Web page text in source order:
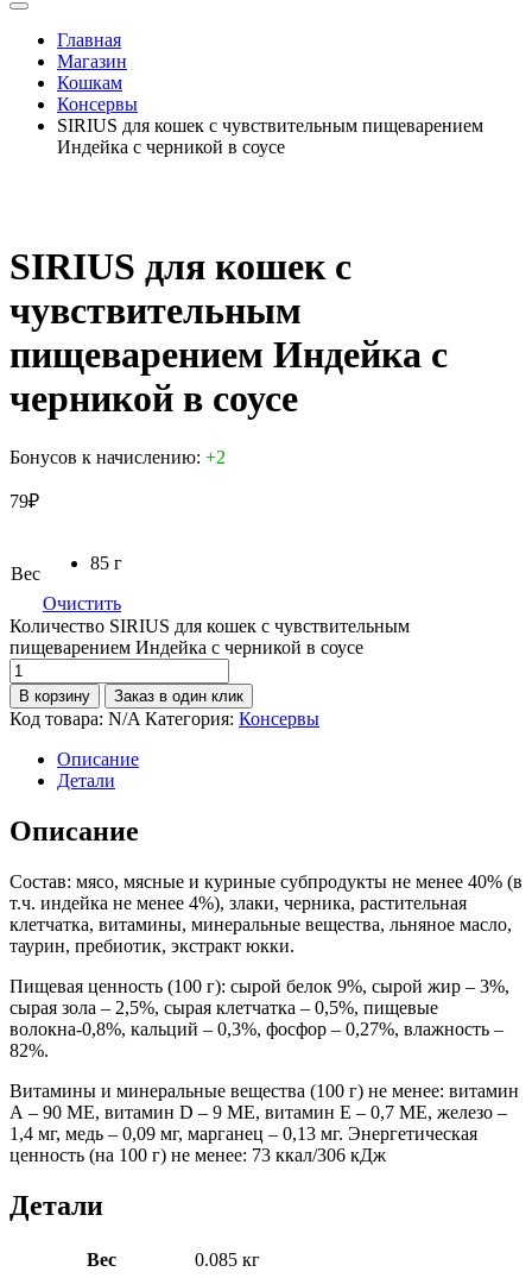
Главная
Магазин
Кошкам
Консервы
SIRIUS для кошек с чувствительным пищеварением
Индейка с черникой в соусе
SIRIUS для кошек с
чувствительным
пищеварением Индейка с
черникой в соусе
Бонусов к начислению: +2
79₽
Вес
85 г
Очистить
Количество SIRIUS для кошек с чувствительным
пищеварением Индейка с черникой в соусе
В корзину Заказ в один клик
Код товара: N/A Категория: Консервы
Описание
Детали
Описание
Состав: мясо, мясные и куриные субпродукты не менее 40% (в
т.ч. индейка не менее 4%), злаки, черника, растительная
клетчатка, витамины, минеральные вещества, льняное масло,
таурин, пребиотик, экстракт юкки.
Пищевая ценность (100 г): сырой белок 9%, сырой жир – 3%,
сырая зола – 2,5%, сырая клетчатка – 0,5%, пищевые
волокна-0,8%, кальций – 0,3%, фосфор – 0,27%, влажность –
82%.
Витамины и минеральные вещества (100 г) не менее: витамин
А – 90 МЕ, витамин D – 9 МЕ, витамин E – 0,7 МЕ, железо –
1,4 мг, медь – 0,09 мг, марганец – 0,13 мг. Энергетическая
ценность (на 100 г) не менее: 73 ккал/306 кДж
Детали
Вес 0.085 кг